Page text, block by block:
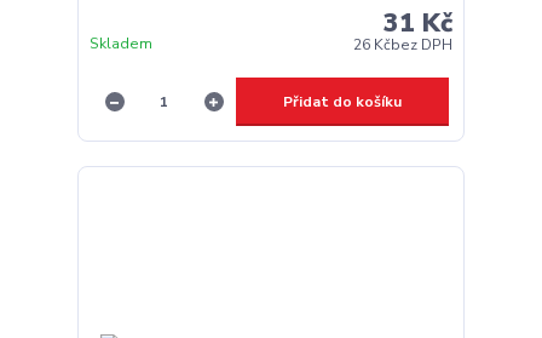
31 Kč
26 Kčbez DPH
Skladem
Přidat do košíku